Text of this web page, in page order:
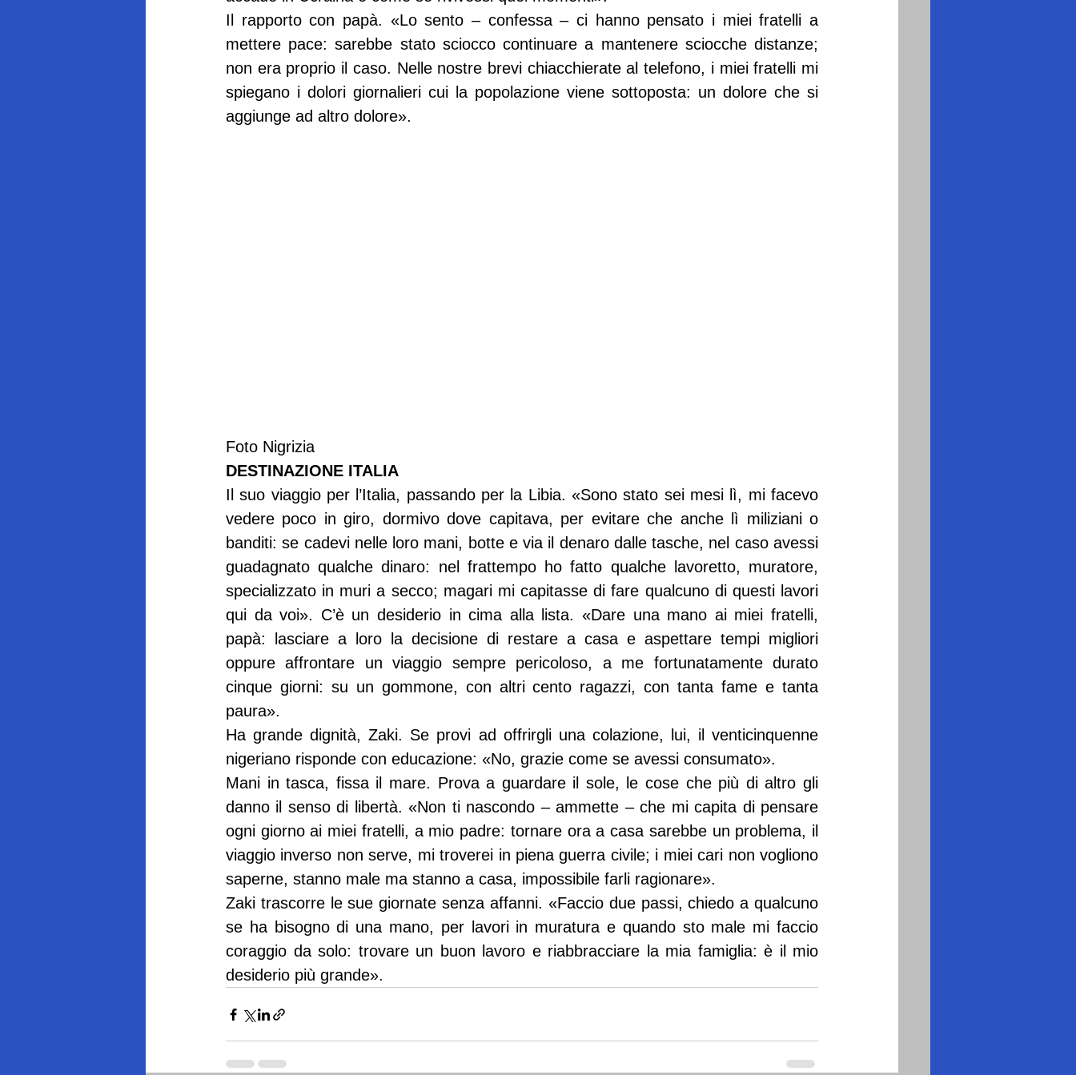
Il rapporto con papà. «Lo sento – confessa – ci hanno pensato i miei fratelli a
mettere pace: sarebbe stato sciocco continuare a mantenere sciocche distanze;
non era proprio il caso. Nelle nostre brevi chiacchierate al telefono, i miei fratelli mi
spiegano i dolori giornalieri cui la popolazione viene sottoposta: un dolore che si
aggiunge ad altro dolore».
Foto Nigrizia
DESTINAZIONE ITALIA
Il suo viaggio per l’Italia, passando per la Libia. «Sono stato sei mesi lì, mi facevo
vedere poco in giro, dormivo dove capitava, per evitare che anche lì miliziani o
banditi: se cadevi nelle loro mani, botte e via il denaro dalle tasche, nel caso avessi
guadagnato qualche dinaro: nel frattempo ho fatto qualche lavoretto, muratore,
specializzato in muri a secco; magari mi capitasse di fare qualcuno di questi lavori
qui da voi». C’è un desiderio in cima alla lista. «Dare una mano ai miei fratelli,
papà: lasciare a loro la decisione di restare a casa e aspettare tempi migliori
oppure affrontare un viaggio sempre pericoloso, a me fortunatamente durato
cinque giorni: su un gommone, con altri cento ragazzi, con tanta fame e tanta
paura».
Ha grande dignità, Zaki. Se provi ad offrirgli una colazione, lui, il venticinquenne
nigeriano risponde con educazione: «No, grazie come se avessi consumato».
Mani in tasca, fissa il mare. Prova a guardare il sole, le cose che più di altro gli
danno il senso di libertà. «Non ti nascondo – ammette – che mi capita di pensare
ogni giorno ai miei fratelli, a mio padre: tornare ora a casa sarebbe un problema, il
viaggio inverso non serve, mi troverei in piena guerra civile; i miei cari non vogliono
saperne, stanno male ma stanno a casa, impossibile farli ragionare».
Zaki trascorre le sue giornate senza affanni. «Faccio due passi, chiedo a qualcuno
se ha bisogno di una mano, per lavori in muratura e quando sto male mi faccio
coraggio da solo: trovare un buon lavoro e riabbracciare la mia famiglia: è il mio
desiderio più grande».